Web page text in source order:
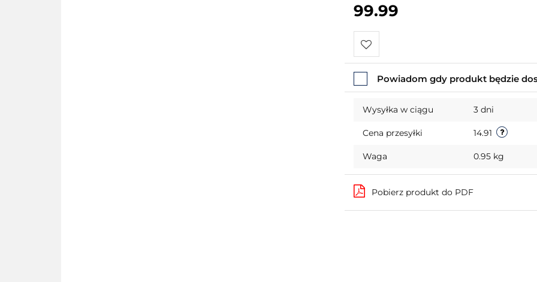
99.99
Do
przechowalni
Powiadom gdy produkt będzie
Wysyłka w ciągu 3 dni
Cena przesyłki 14.91
Waga 0.95 kg
Pobierz produkt do PDF